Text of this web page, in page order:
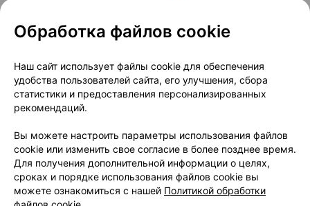
О проекте
Новости проекта
Размещение рекламы
Медицинский маркетинг
Публичный договор
Доставка
Способы оплаты
Вакансии
Партнеры
Написать руководителю 103.by
Написать в поддержку
Персональные настройки Cookie
Обработка файлов cookie
Наш сайт использует файлы cookie для обеспечения
удобства пользователей сайта, его улучшения, сбора
статистики и предоставления персонализированных
рекомендаций.
Вы можете настроить параметры использования файлов
cookie или изменить свое согласие в более позднее время.
Для получения дополнительной информации о целях,
сроках и порядке использования файлов cookie вы
можете ознакомиться с нашей Политикой обработки